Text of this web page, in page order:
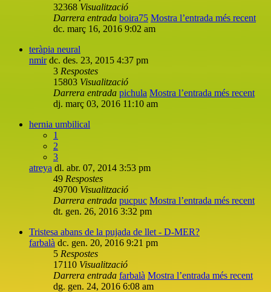
32368 Visualització
Darrera entrada boira75 Mostra l’entrada més recent
dc. març 16, 2016 9:02 am
teràpia neural
nmir dc. des. 23, 2015 4:37 pm
3 Respostes
15803 Visualització
Darrera entrada pichula Mostra l’entrada més recent
dj. març 03, 2016 11:10 am
hernia umbilical
1
2
3
atreya dl. abr. 07, 2014 3:53 pm
49 Respostes
49700 Visualització
Darrera entrada pucpuc Mostra l’entrada més recent
dt. gen. 26, 2016 3:32 pm
Tristesa abans de la pujada de llet - D-MER?
farbalà dc. gen. 20, 2016 9:21 pm
5 Respostes
17110 Visualització
Darrera entrada farbalà Mostra l’entrada més recent
dg. gen. 24, 2016 6:08 am